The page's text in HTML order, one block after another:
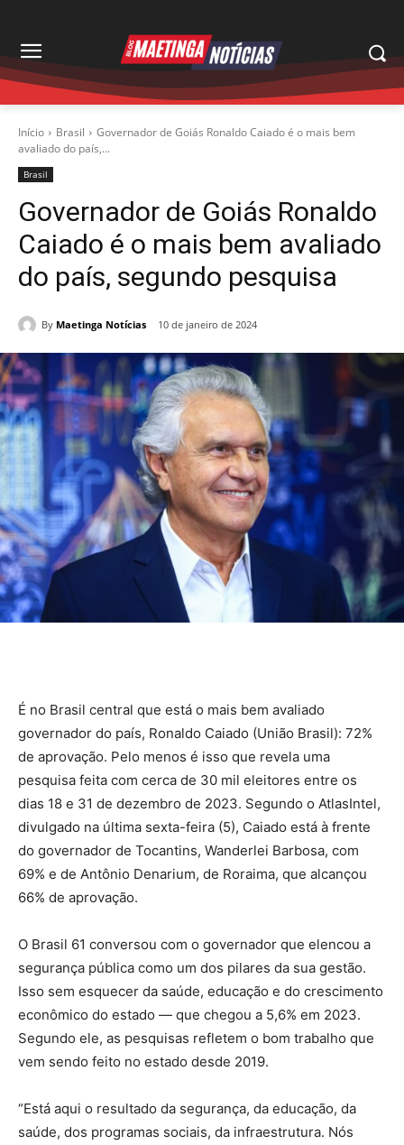
Início Brasil
Governador de Goiás Ronaldo Caiado é o mais bem
avaliado do país,...
Brasil
Governador de Goiás Ronaldo
Caiado é o mais bem avaliado
do país, segundo pesquisa
By Maetinga Notícias 10 de janeiro de 2024
É no Brasil central que está o mais bem avaliado
governador do país, Ronaldo Caiado (União Brasil): 72%
de aprovação. Pelo menos é isso que revela uma
pesquisa feita com cerca de 30 mil eleitores entre os
dias 18 e 31 de dezembro de 2023. Segundo o AtlasIntel,
divulgado na última sexta-feira (5), Caiado está à frente
do governador de Tocantins, Wanderlei Barbosa, com
69% e de Antônio Denarium, de Roraima, que alcançou
66% de aprovação.
O Brasil 61 conversou com o governador que elencou a
segurança pública como um dos pilares da sua gestão.
Isso sem esquecer da saúde, educação e do crescimento
econômico do estado — que chegou a 5,6% em 2023.
Segundo ele, as pesquisas refletem o bom trabalho que
vem sendo feito no estado desde 2019.
“Está aqui o resultado da segurança, da educação, da
saúde, dos programas sociais, da infraestrutura. Nós